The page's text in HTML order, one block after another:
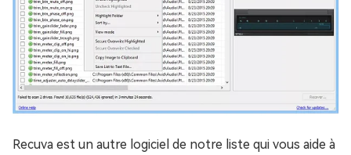
Recuva est un autre logiciel de notre liste qui vous aide à